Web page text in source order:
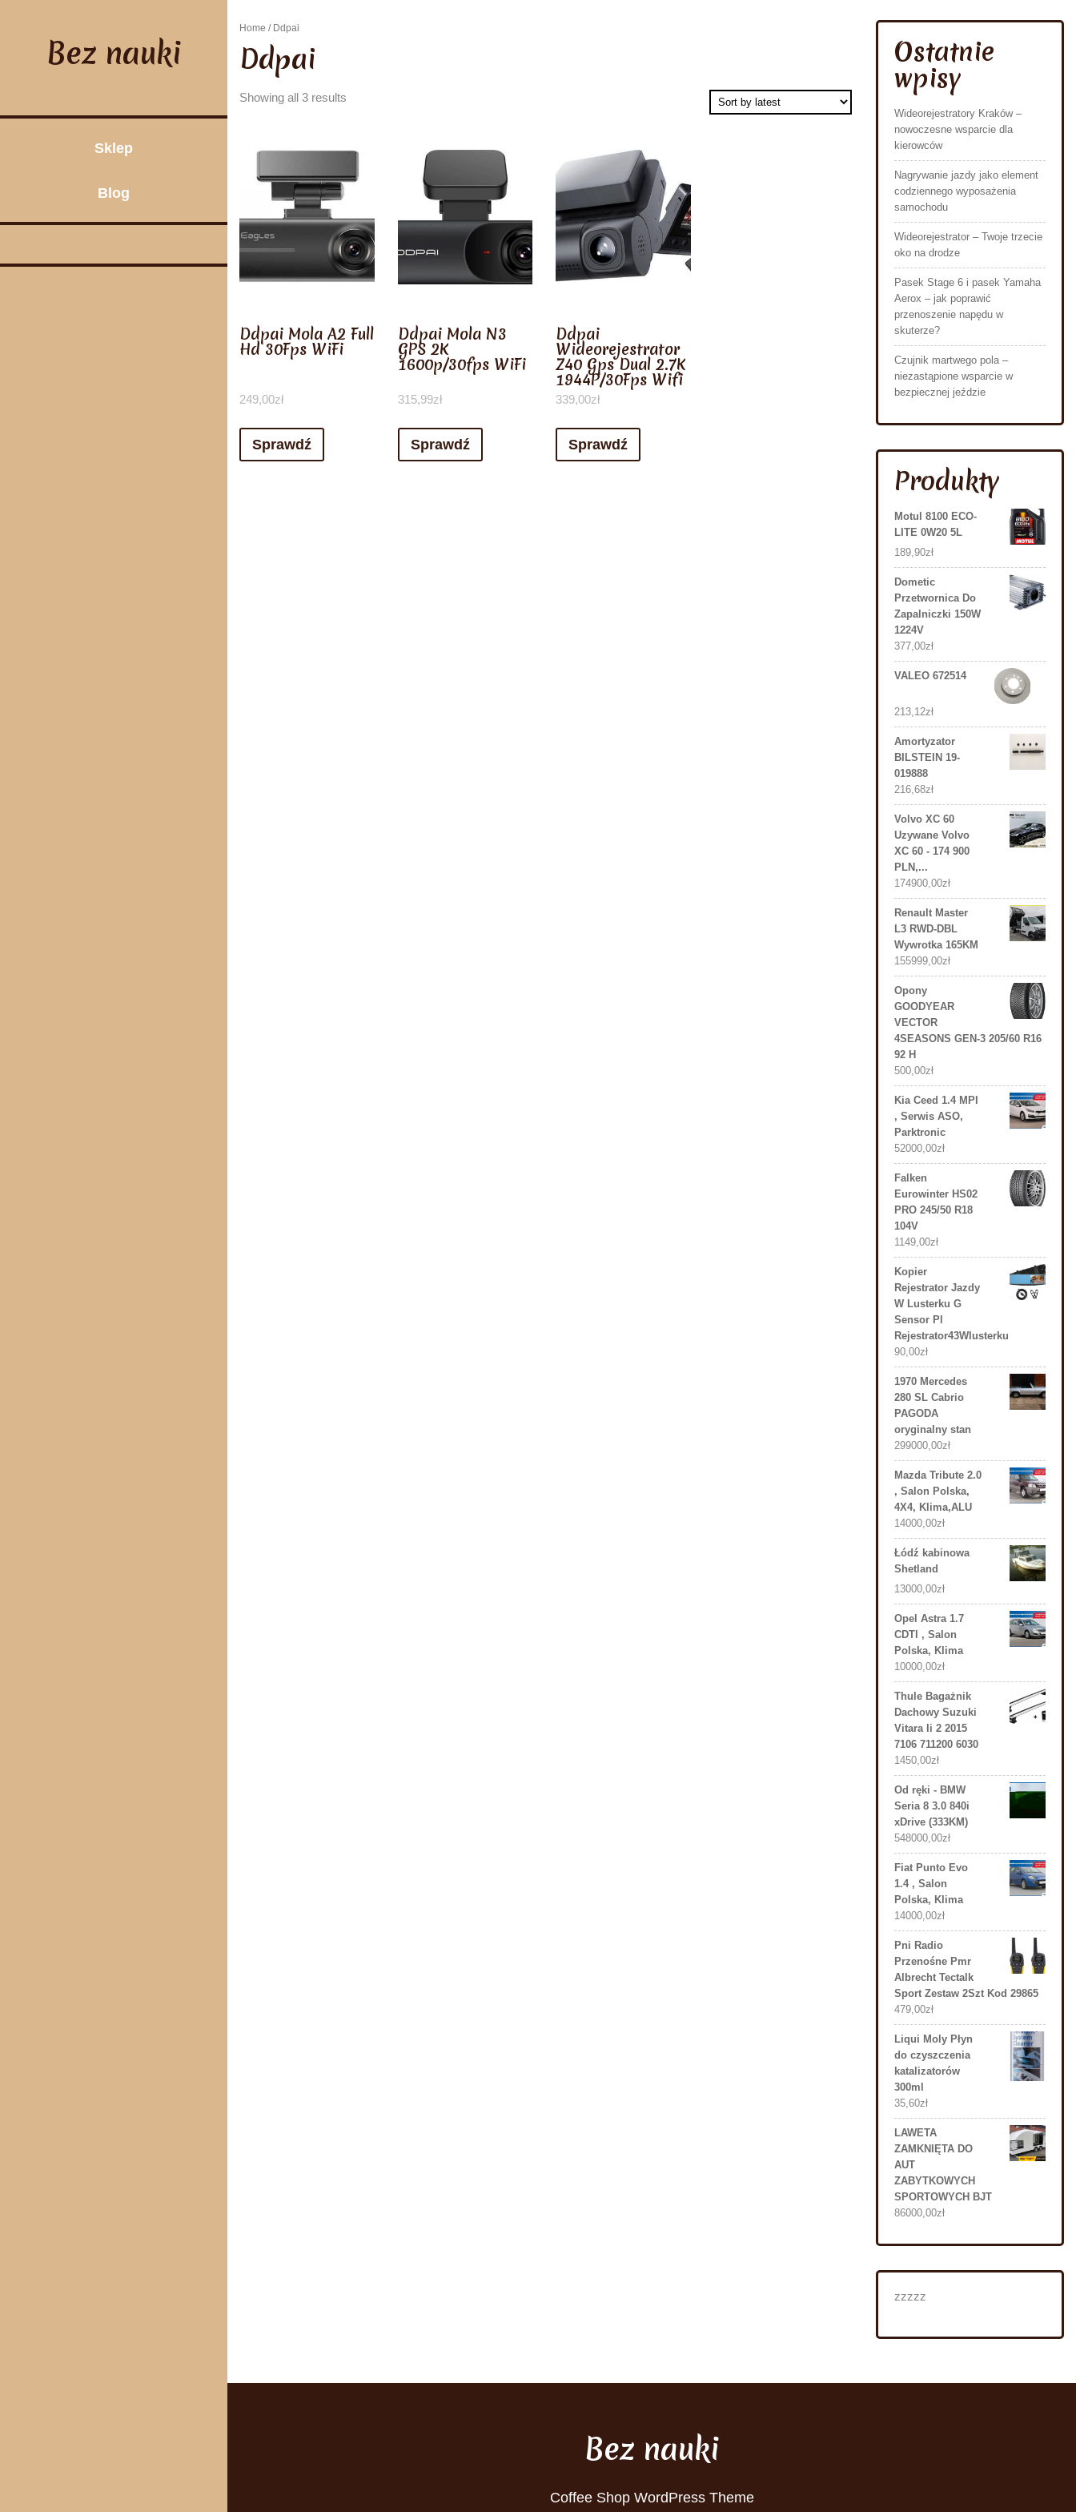
Bez nauki
Sklep
Blog
Home / Ddpai
Ddpai
Showing all 3 results
Ddpai Mola A2 Full
Hd 30Fps WiFi
249,00zł
Sprawdź
Ddpai Mola N3
GPS 2K
1600p/30fps WiFi
315,99zł
Sprawdź
Ddpai
Wideorejestrator
Z40 Gps Dual 2.7K
1944P/30Fps Wifi
339,00zł
Sprawdź
Ostatnie
wpisy
Wideorejestratory Kraków –
nowoczesne wsparcie dla
kierowców
Nagrywanie jazdy jako element
codziennego wyposażenia
samochodu
Wideorejestrator – Twoje trzecie
oko na drodze
Pasek Stage 6 i pasek Yamaha
Aerox – jak poprawić
przenoszenie napędu w
skuterze?
Czujnik martwego pola –
niezastąpione wsparcie w
bezpiecznej jeździe
Produkty
Motul 8100 ECO-
LITE 0W20 5L
189,90zł
Dometic
Przetwornica Do
Zapalniczki 150W
1224V
377,00zł
VALEO 672514
213,12zł
Amortyzator
BILSTEIN 19-
019888
216,68zł
Volvo XC 60
Uzywane Volvo
XC 60 - 174 900
PLN,...
174900,00zł
Renault Master
L3 RWD-DBL
Wywrotka 165KM
155999,00zł
Opony
GOODYEAR
VECTOR
4SEASONS GEN-3 205/60 R16
92 H
500,00zł
Kia Ceed 1.4 MPI
, Serwis ASO,
Parktronic
52000,00zł
Falken
Eurowinter HS02
PRO 245/50 R18
104V
1149,00zł
Kopier
Rejestrator Jazdy
W Lusterku G
Sensor Pl
Rejestrator43Wlusterku
90,00zł
1970 Mercedes
280 SL Cabrio
PAGODA
oryginalny stan
299000,00zł
Mazda Tribute 2.0
, Salon Polska,
4X4, Klima,ALU
14000,00zł
Łódź kabinowa
Shetland
13000,00zł
Opel Astra 1.7
CDTI , Salon
Polska, Klima
10000,00zł
Thule Bagażnik
Dachowy Suzuki
Vitara Ii 2 2015
7106 711200 6030
1450,00zł
Od ręki - BMW
Seria 8 3.0 840i
xDrive (333KM)
548000,00zł
Fiat Punto Evo
1.4 , Salon
Polska, Klima
14000,00zł
Pni Radio
Przenośne Pmr
Albrecht Tectalk
Sport Zestaw 2Szt Kod 29865
479,00zł
Liqui Moly Płyn
do czyszczenia
katalizatorów
300ml
35,60zł
LAWETA
ZAMKNIĘTA DO
AUT
ZABYTKOWYCH
SPORTOWYCH BJT
86000,00zł
zzzzz
Bez nauki
Coffee Shop WordPress Theme